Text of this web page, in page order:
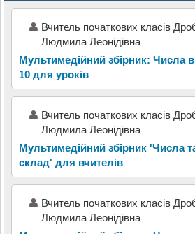
Вчитель початкових класів
Людмила Леонідівна
Мультимедійний збірник: Числа
10 для уроків
Вчитель початкових класів
Людмила Леонідівна
Мультимедійний збірник 'Числа
склад' для вчителів
Вчитель початкових класів
Людмила Леонідівна